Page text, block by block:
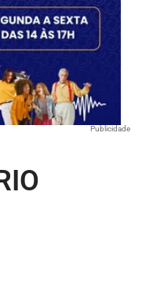
Publicidade